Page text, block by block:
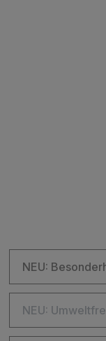
NEU:
NEU: